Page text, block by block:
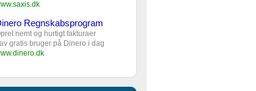
Regnskabsprogram
nemt og hurtigt fakturaer
gratis bruger på Dinero i dag